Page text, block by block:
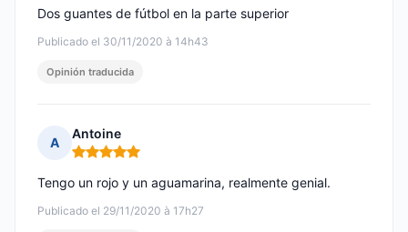
Publicado el 30/11/2020 à 14h43
Dos guantes de fútbol en la parte superior
Opinión traducida
A
Antoine
Nota: 5 de 5
Publicado el 29/11/2020 à 17h27
Tengo un rojo y un aguamarina, realmente genial.